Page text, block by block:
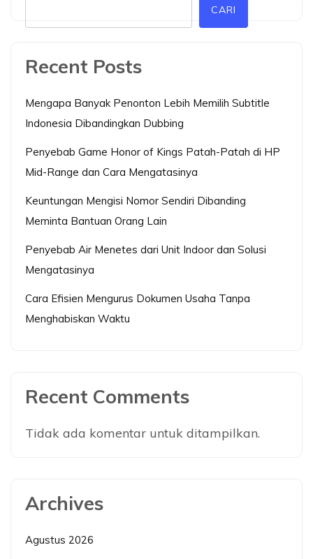
CARI
Recent Posts
Mengapa Banyak Penonton Lebih Memilih Subtitle
Indonesia Dibandingkan Dubbing
Penyebab Game Honor of Kings Patah-Patah di HP
Mid-Range dan Cara Mengatasinya
Keuntungan Mengisi Nomor Sendiri Dibanding
Meminta Bantuan Orang Lain
Penyebab Air Menetes dari Unit Indoor dan Solusi
Mengatasinya
Cara Efisien Mengurus Dokumen Usaha Tanpa
Menghabiskan Waktu
Recent Comments
Tidak ada komentar untuk ditampilkan.
Archives
Agustus 2026